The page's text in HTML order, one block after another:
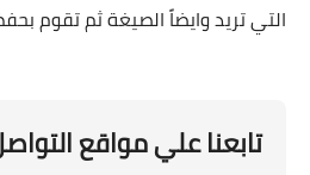
التي تريد وايضاً الصيغة ثم تقوم
تابعنا علي مواقع